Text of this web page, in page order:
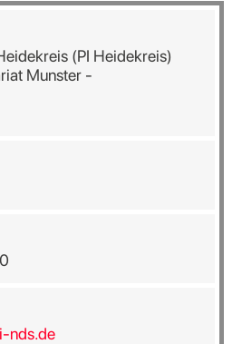
(PI Heidekreis)
Munster -
nds.de